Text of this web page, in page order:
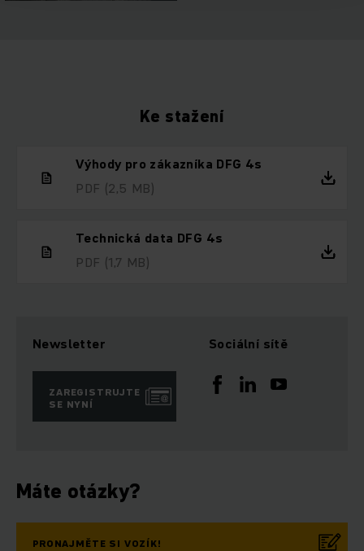
Ke stažení
Výhody pro zákazníka DFG 4s
PDF (2,5 MB)
Technická data DFG 4s
PDF (1,7 MB)
Newsletter
ZAREGISTRUJTE
SE NYNÍ
Sociální sítě
Máte otázky?
PRONAJMĚTE SI VOZÍK!